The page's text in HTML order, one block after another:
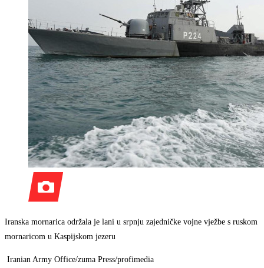
Iranska mornarica održala je lani u srpnju zajedničke vojne vježbe s ruskom
mornaricom u Kaspijskom jezeru
Iranian Army Office/zuma Press/profimedia